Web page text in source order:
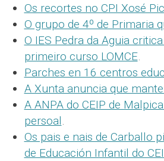
Os recortes no CPI Xosé
O grupo de 4º de Primaria
O IES Pedra da Aguia
primeiro curso LOMCE.
Parches en 16 centros
A Xunta anuncia que
A ANPA do CEIP de
persoal.
Os pais e nais de Carballo
de Educación Infantil do